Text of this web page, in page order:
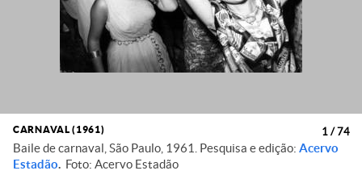
CARNAVAL (1961)
Baile de carnaval, São Paulo, 1961. Pesquisa e edição: Acervo
Estadão. Foto: Acervo Estadão
1 /74